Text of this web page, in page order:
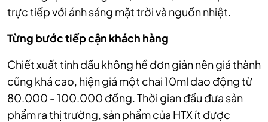
trực tiếp với ánh sáng mặt trời và nguồn nhiệt.
Từng bước tiếp cận khách hàng
Chiết xuất tinh dầu không hề đơn giản nên giá thành
cũng khá cao, hiện giá một chai 10ml dao động từ
80.000 - 100.000 đồng. Thời gian đầu đưa sản
phẩm ra thị trường, sản phẩm của HTX ít được